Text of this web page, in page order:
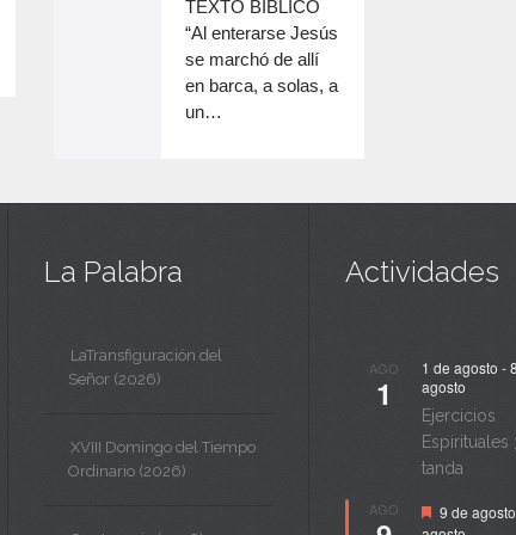
disminuir
volumen.
TEXTO BÍBLICO
“Al enterarse Jesús
se marchó de allí
en barca, a solas, a
un…
La Palabra
LaTransfiguración del
Señor (2026)
XVIII Domingo del Tiempo
Ordinario (2026)
Actividades
AGO
1
1 de agosto -
agosto
Ejercicios
Espirituales
tanda
AGO Destacado
9 de agosto